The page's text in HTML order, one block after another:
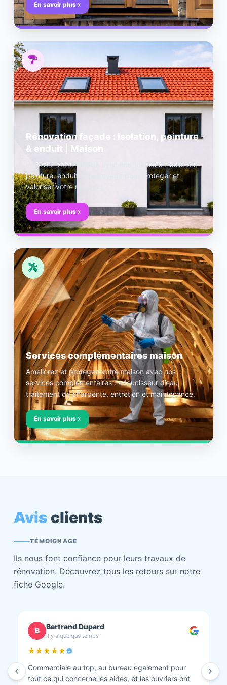
En savoir plus
Rénovation façade : isolation, peinture
& enduit | Maison
Rénovez votre façade avec nos solutions : isolation,
peinture, enduit et nettoyage pour protéger et
valoriser votre maison.
En savoir plus
Services complémentaires maison
Améliorez et protégez votre maison avec nos
services complémentaires : adoucisseur d’eau,
traitement de charpente, entretien et maintenance.
En savoir plus
Avis clients
TÉMOIGNAGE
Ils nous font confiance pour leurs travaux de
rénovation. Découvrez tous les retours sur notre
fiche Google.
C chantal BOURBONNAIS
il y a quelque temps
★★★★★
Isolation combles et rénovation façade réalisés.
Travaux bien faits. Personnel au top minutieux et